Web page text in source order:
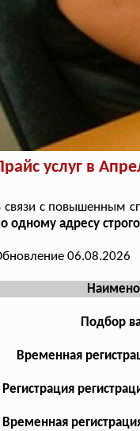
услуг в
связи с повышенным
одному адресу
06.08.2026
Подбор
Временная
Регистрация
Временная